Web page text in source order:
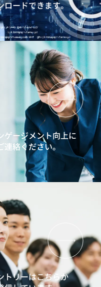
ロードできます。
ゲージメント向上に
絡ください。
トリーはこちらか